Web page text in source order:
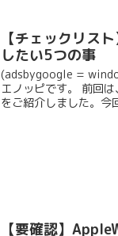
【チェックリス
したい5つの事
(adsbygoogle =
エノッピです。 前回
をご紹介しました。今
【要確認】